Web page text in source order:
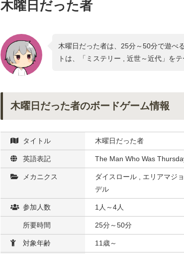
木曜日だった者
木曜日だった者は、25分～50分で遊べ
トは、「 ミステリー , 近世～近代 」を
木曜日だった者のボードゲーム情報
タイトル 木曜日だった者
英語表記 The Man Who Was
メカニクス
ダイスロール , エリアマジ
デル
参加人数 1人～4人
所要時間 25分～50分
対象年齢 11歳～